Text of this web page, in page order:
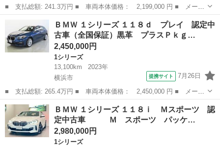
■ 支払総額: 241.3万円 ■ 車両本体価格： 2,199,000 円 ■ メーカ
ー名： ＢＭＷ ■ 車種名： １シリーズ ■ グレード名： １１８
ｄ Ｍスポーツ エディションジョイ＋ ディーゼルターボ Ｍスポ
ーツパッ...
ＢＭＷ １シリーズ １１８ｄ プレイ 認定中
古車（全国保証）黒革 プラスＰｋｇ…
2,450,000円
1シリーズ
13,100km
2023年
横浜市
提携サイト 7月26日
■ 支払総額: 265.4万円 ■ 車両本体価格： 2,450,000 円 ■ メーカ
ー名： ＢＭＷ ■ 車種名： １シリーズ ■ グレード名： １１８
ｄ プレイ 認定中古車（全国保証）黒革 プラスＰｋｇ Ｒカメ
ラ ＰＤＣ...
神奈川 横浜市
ＢＭＷ １シリーズ １１８ｉ Ｍスポーツ 認
定中古車 Ｍ スポーツ パッケ…
2,980,000円
1シリーズ